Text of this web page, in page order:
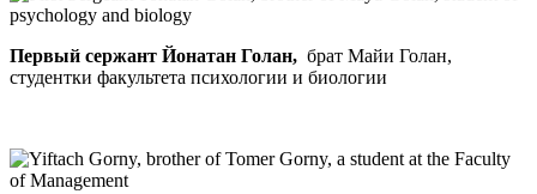
Первый сержант Йонатан Голан, брат Майи Голан,
студентки факультета психологии и биологии